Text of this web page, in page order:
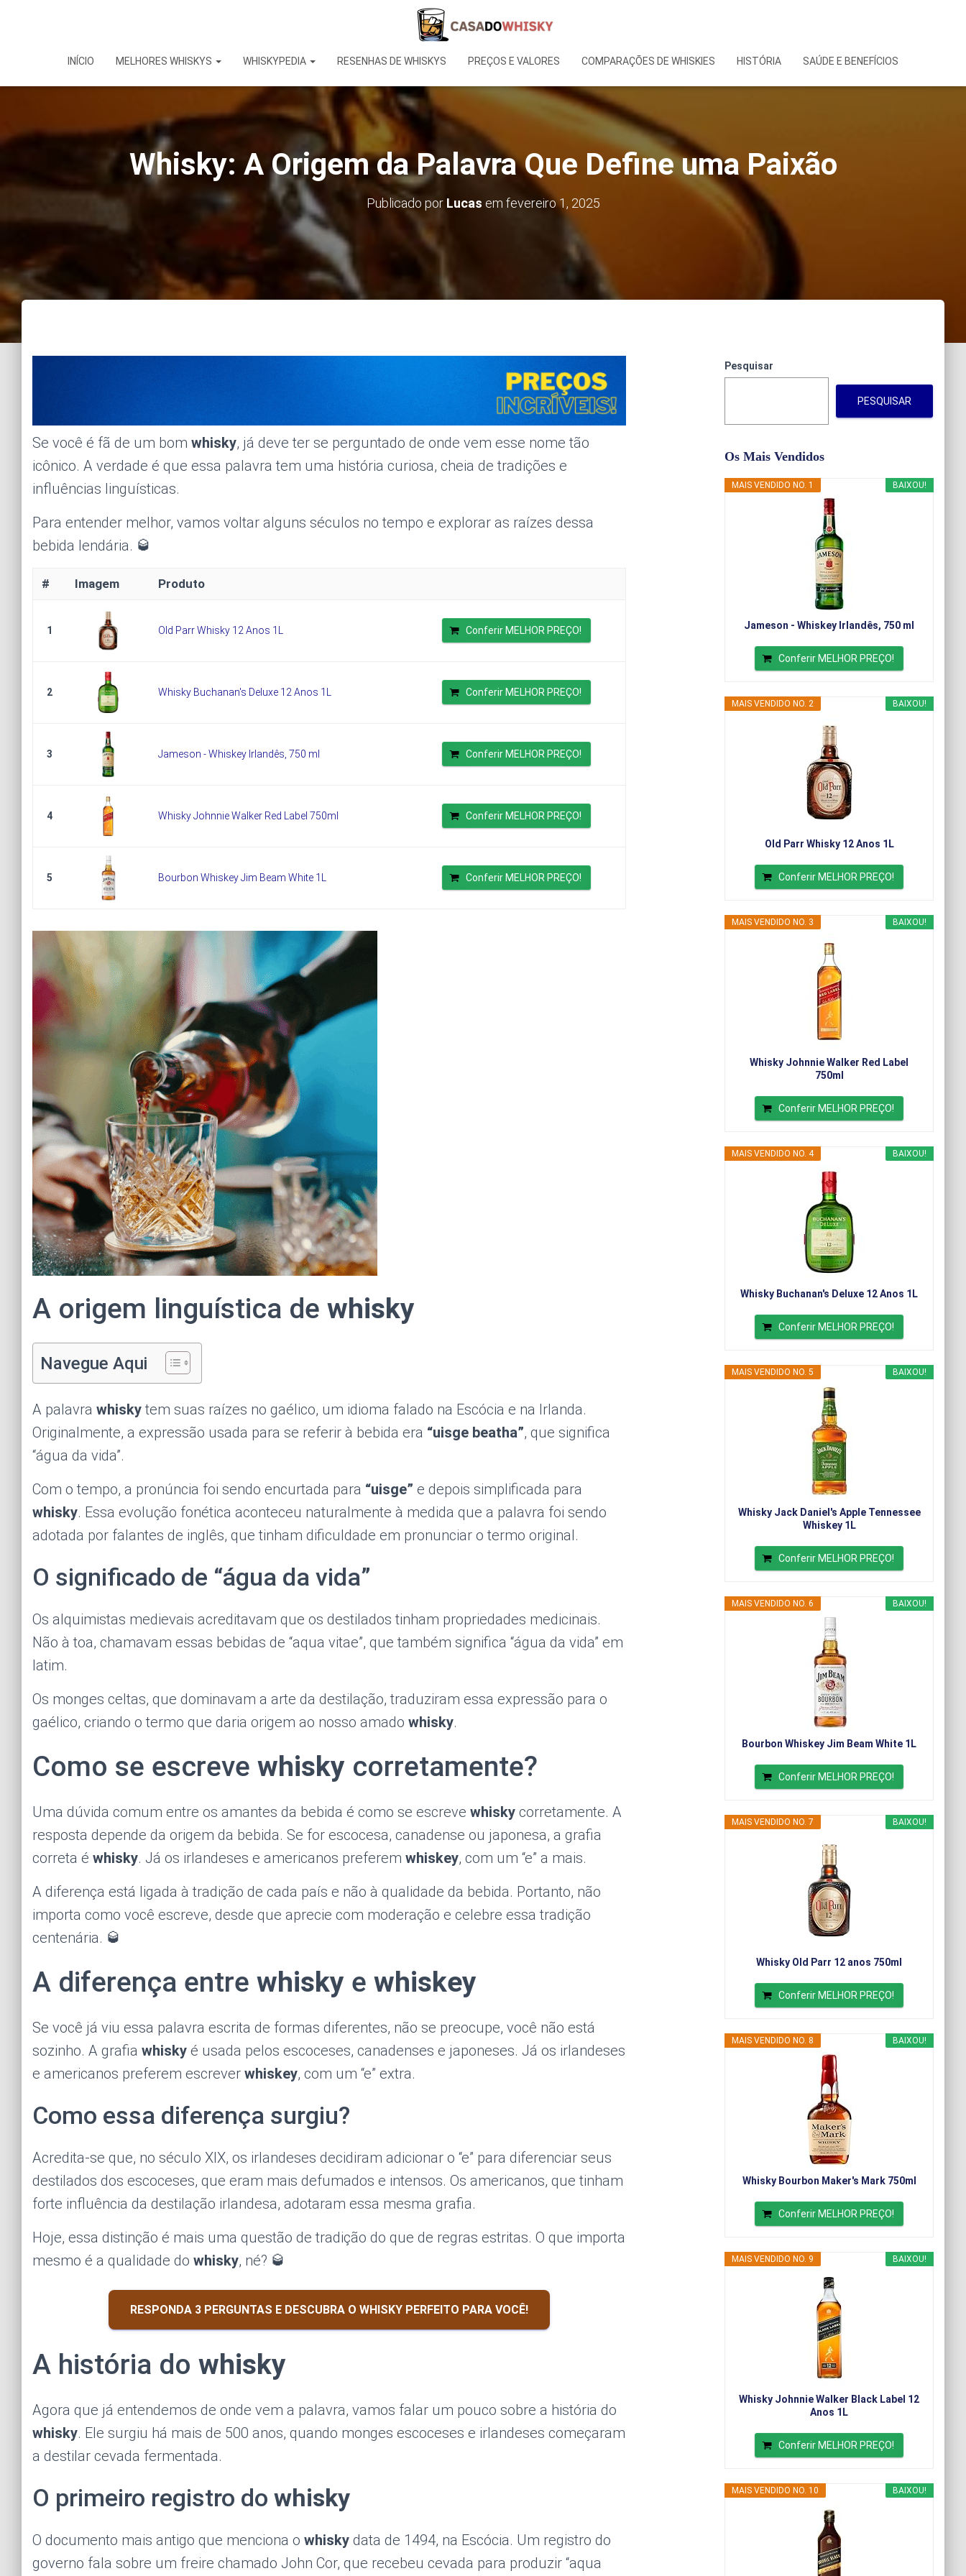
INÍCIO MELHORES WHISKYS WHISKYPEDIA RESENHAS DE WHISKYS PREÇOS E VALORES COMPARAÇÕES DE WHISKIES HISTÓRIA SAÚDE E BENEFÍCIOS
Whisky: A Origem da Palavra Que Define uma Paixão
Publicado por Lucas em fevereiro 1, 2025
Se você é fã de um bom whisky, já deve ter se perguntado de onde vem esse nome tão
icônico. A verdade é que essa palavra tem uma história curiosa, cheia de tradições e
influências linguísticas.
Para entender melhor, vamos voltar alguns séculos no tempo e explorar as raízes dessa
bebida lendária. 🥃
# Imagem Produto
1 Old Parr Whisky 12 Anos 1L Conferir MELHOR PREÇO!
2 Whisky Buchanan's Deluxe 12 Anos 1L Conferir MELHOR PREÇO!
3 Jameson - Whiskey Irlandês, 750 ml Conferir MELHOR PREÇO!
4 Whisky Johnnie Walker Red Label 750ml Conferir MELHOR PREÇO!
5 Bourbon Whiskey Jim Beam White 1L Conferir MELHOR PREÇO!
A origem linguística de whisky
Navegue Aqui
A palavra whisky tem suas raízes no gaélico, um idioma falado na Escócia e na Irlanda.
Originalmente, a expressão usada para se referir à bebida era “uisge beatha”, que significa
“água da vida”.
Com o tempo, a pronúncia foi sendo encurtada para “uisge” e depois simplificada para
whisky. Essa evolução fonética aconteceu naturalmente à medida que a palavra foi sendo
adotada por falantes de inglês, que tinham dificuldade em pronunciar o termo original.
O significado de “água da vida”
Os alquimistas medievais acreditavam que os destilados tinham propriedades medicinais.
Não à toa, chamavam essas bebidas de “aqua vitae”, que também significa “água da vida” em
latim.
Os monges celtas, que dominavam a arte da destilação, traduziram essa expressão para o
gaélico, criando o termo que daria origem ao nosso amado whisky.
Como se escreve whisky corretamente?
Uma dúvida comum entre os amantes da bebida é como se escreve whisky corretamente. A
resposta depende da origem da bebida. Se for escocesa, canadense ou japonesa, a grafia
correta é whisky. Já os irlandeses e americanos preferem whiskey, com um “e” a mais.
A diferença está ligada à tradição de cada país e não à qualidade da bebida. Portanto, não
importa como você escreve, desde que aprecie com moderação e celebre essa tradição
centenária. 🥃
A diferença entre whisky e whiskey
Se você já viu essa palavra escrita de formas diferentes, não se preocupe, você não está
sozinho. A grafia whisky é usada pelos escoceses, canadenses e japoneses. Já os irlandeses
e americanos preferem escrever whiskey, com um “e” extra.
Como essa diferença surgiu?
Acredita-se que, no século XIX, os irlandeses decidiram adicionar o “e” para diferenciar seus
destilados dos escoceses, que eram mais defumados e intensos. Os americanos, que tinham
forte influência da destilação irlandesa, adotaram essa mesma grafia.
Hoje, essa distinção é mais uma questão de tradição do que de regras estritas. O que importa
mesmo é a qualidade do whisky, né? 🥃
RESPONDA 3 PERGUNTAS E DESCUBRA O WHISKY PERFEITO PARA VOCÊ!
A história do whisky
Agora que já entendemos de onde vem a palavra, vamos falar um pouco sobre a história do
whisky. Ele surgiu há mais de 500 anos, quando monges escoceses e irlandeses começaram
a destilar cevada fermentada.
O primeiro registro do whisky
O documento mais antigo que menciona o whisky data de 1494, na Escócia. Um registro do
governo fala sobre um freire chamado John Cor, que recebeu cevada para produzir “aqua
Pesquisar
PESQUISAR
Os Mais Vendidos
BAIXOU!
MAIS VENDIDO NO. 1
Jameson - Whiskey Irlandês, 750 ml
Conferir MELHOR PREÇO!
BAIXOU!
MAIS VENDIDO NO. 2
Old Parr Whisky 12 Anos 1L
Conferir MELHOR PREÇO!
BAIXOU!
MAIS VENDIDO NO. 3
Whisky Johnnie Walker Red Label
750ml
Conferir MELHOR PREÇO!
BAIXOU!
MAIS VENDIDO NO. 4
Whisky Buchanan's Deluxe 12 Anos 1L
Conferir MELHOR PREÇO!
BAIXOU!
MAIS VENDIDO NO. 5
Whisky Jack Daniel's Apple Tennessee
Whiskey 1L
Conferir MELHOR PREÇO!
BAIXOU!
MAIS VENDIDO NO. 6
Bourbon Whiskey Jim Beam White 1L
Conferir MELHOR PREÇO!
BAIXOU!
MAIS VENDIDO NO. 7
Whisky Old Parr 12 anos 750ml
Conferir MELHOR PREÇO!
BAIXOU!
MAIS VENDIDO NO. 8
Whisky Bourbon Maker's Mark 750ml
Conferir MELHOR PREÇO!
BAIXOU!
MAIS VENDIDO NO. 9
Whisky Johnnie Walker Black Label 12
Anos 1L
Conferir MELHOR PREÇO!
BAIXOU!
MAIS VENDIDO NO. 10